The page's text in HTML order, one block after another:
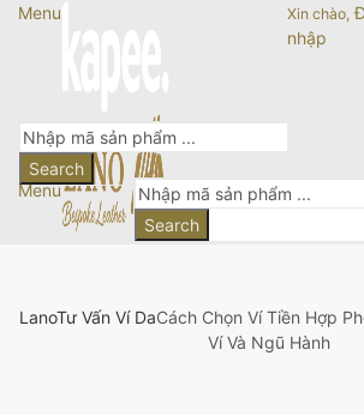
Menu Xin chào,
nhập
Search
Menu
Search
LanoTư Vấn Ví DaCách Chọn Ví Tiền Hợp
Ví Và Ngũ Hành